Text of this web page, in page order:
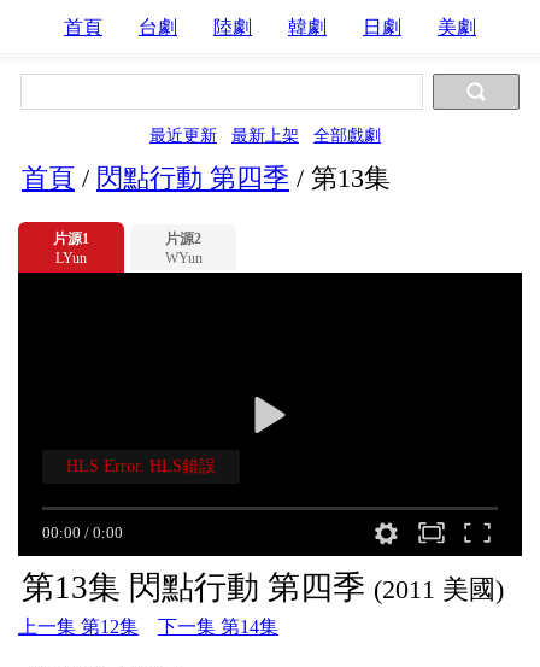
首頁 台劇 陸劇 韓劇 日劇 美劇
最近更新 最新上架 全部戲劇
首頁 / 閃點行動 第四季 / 第13集
片源1
LYun
片源2
WYun
00:00 / 0:00
HLS Error. HLS錯誤
第13集 閃點行動 第四季 (2011 美國)
上一集 第12集 下一集 第14集